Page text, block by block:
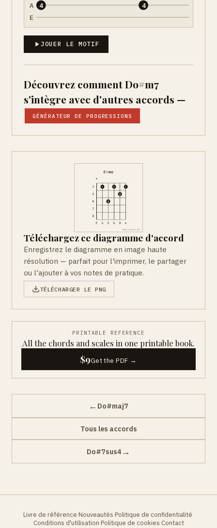
A
E
4 4
JOUER LE MOTIF
Découvrez comment Do#m7
s'intègre avec d'autres accords —
GÉNÉRATEUR DE PROGRESSIONS
Téléchargez ce diagramme d'accord
Enregistrez le diagramme en image haute
résolution — parfait pour l'imprimer, le partager
ou l'ajouter à vos notes de pratique.
TÉLÉCHARGER LE PNG
PRINTABLE REFERENCE
All the chords and scales in one printable book.
$9Get the PDF →
← Do#maj7
Tous les accords
Do#7sus4 →
Livre de référence·Nouveautés·Politique de confidentialité·
Conditions d'utilisation·Politique de cookies·Contact